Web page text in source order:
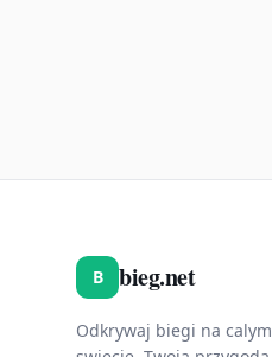
B bieg.net
Odkrywaj biegi na calym